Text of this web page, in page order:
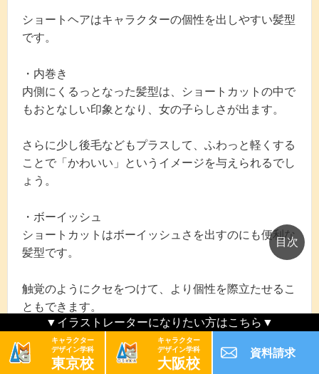
ショートヘアはキャラクターの個性を出しやすい髪型
です。
・内巻き
内側にくるっとなった髪型は、ショートカットの中で
もおとなしい印象となり、女の子らしさが出ます。
さらに少し後毛などもプラスして、ふわっと軽くする
ことで「かわいい」というイメージを与えられるでし
ょう。
・ボーイッシュ
ショートカットはボーイッシュさを出すのにも便利な
髪型です。
触覚のようにクセをつけて、より個性を際立たせるこ
ともできます。
しかし、ショートカットを描くとき、髪の毛のはね具
合でボサボサに見えてしまうので注意が必要です。
▼イラストレーターになりたい方はこちら▼
キャラクター
デザイン学科
東京校
キャラクター
デザイン学科
大阪校
資料請求